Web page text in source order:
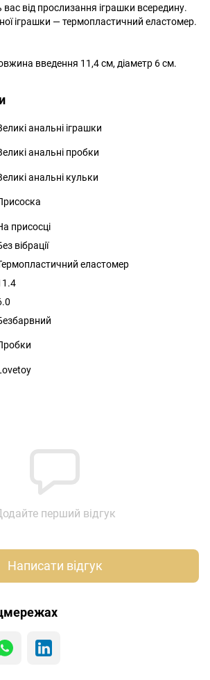
вас від прослизання іграшки всередину.
іграшки — термопластичний еластомер.
введення 11,4 см, діаметр 6 см.
анальні іграшки
анальні пробки
анальні кульки
присосці
вібрації
еластомер
перший відгук
Написати відгук